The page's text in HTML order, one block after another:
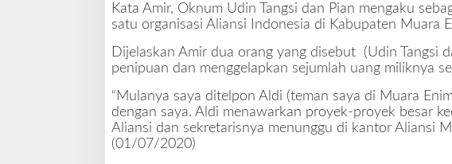
n
d
e
s
i
Kata Amir, Oknum Udin Tangsi dan Pian mengaku
satu organisasi Aliansi Indonesia di Kabupaten Muara
Dijelaskan Amir dua orang yang disebut (Udin Tangsi
penipuan dan menggelapkan sejumlah uang miliknya
“Mulanya saya ditelpon Aldi (teman saya di Muara
dengan saya. Aldi menawarkan proyek-proyek besar
Aliansi dan sekretarisnya menunggu di kantor Aliansi
(01/07/2020)